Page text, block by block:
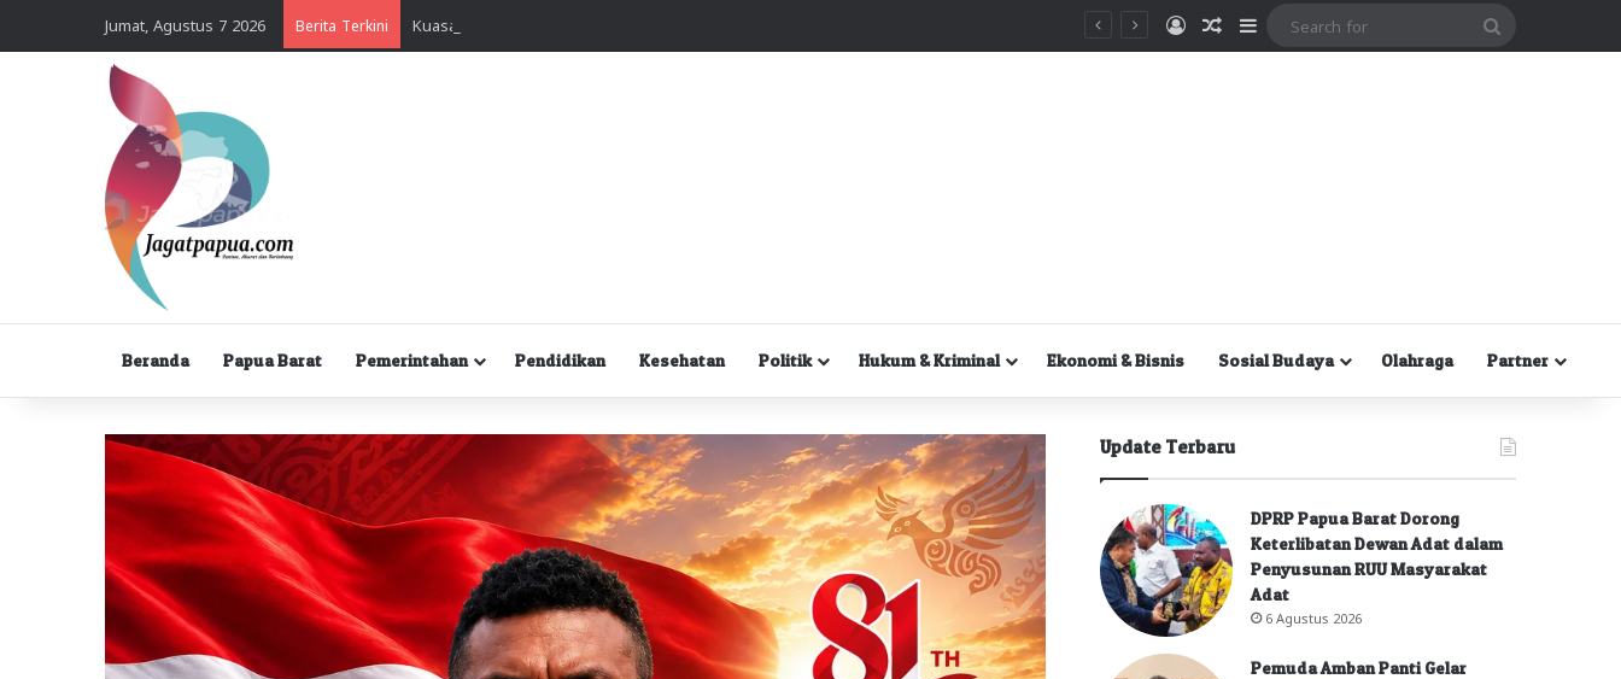
Jumat, Agustus 7 2026 Berita Terkini MasukRandom Article
Sidebar
Beranda Papua Barat Pemerintahan Pendidikan Kesehatan Politik Hukum & Kriminal Ekonomi & Bisnis Sosial Budaya Olahraga Partner
Update Terbaru
DPRP Papua Barat Dorong
Keterlibatan Dewan Adat dalam
Penyusunan RUU Masyarakat
Adat
6 Agustus 2026
Pemuda Amban Panti Gelar